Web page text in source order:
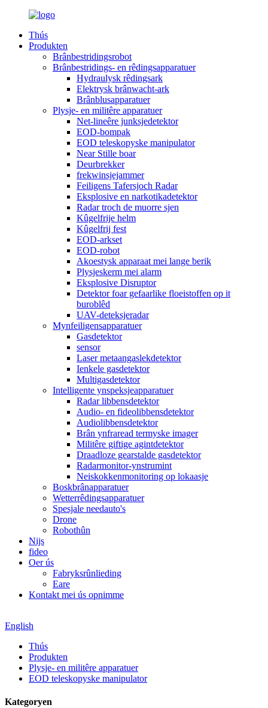
Thús
Produkten
Brânbestridingsrobot
Brânbestridings- en rêdingsapparatuer
Hydraulysk rêdingsark
Elektrysk brânwacht-ark
Brânblusapparatuer
Plysje- en militêre apparatuer
Net-lineêre junksjedetektor
EOD-bompak
EOD teleskopyske manipulator
Near Stille boar
Deurbrekker
frekwinsjejammer
Feiligens Tafersjoch Radar
Eksplosive en narkotikadetektor
Radar troch de muorre sjen
Kûgelfrije helm
Kûgelfrij fest
EOD-arkset
EOD-robot
Akoestysk apparaat mei lange berik
Plysjeskerm mei alarm
Eksplosive Disruptor
Detektor foar gefaarlike floeistoffen op it
buroblêd
UAV-deteksjeradar
Mynfeiligensapparatuer
Gasdetektor
sensor
Laser metaangaslekdetektor
Ienkele gasdetektor
Multigasdetektor
Intelligente ynspeksjeapparatuer
Radar libbensdetektor
Audio- en fideolibbensdetektor
Audiolibbensdetektor
Brân ynfraread termyske imager
Militêre giftige agintdetektor
Draadloze gearstalde gasdetektor
Radarmonitor-ynstrumint
Neiskokkenmonitoring op lokaasje
Boskbrânapparatuer
Wetterrêdingsapparatuer
Spesjale needauto's
Drone
Robothûn
Nijs
fideo
Oer ús
Fabryksrûnlieding
Eare
Kontakt mei ús opnimme
English
Thús
Produkten
Plysje- en militêre apparatuer
EOD teleskopyske manipulator
Kategoryen